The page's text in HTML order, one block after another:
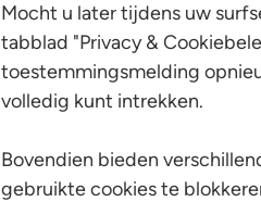
Mocht u later tijdens uw
tabblad "Privacy &
toestemmingsmelding
volledig kunt intrekken.
Bovendien bieden
gebruikte cookies te